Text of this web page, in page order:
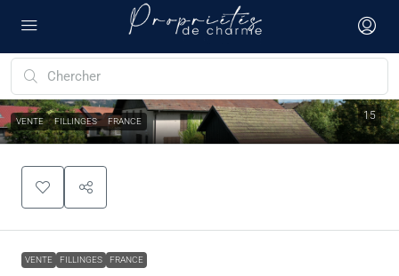
15
VENTE FILLINGES FRANCE
VENTE FILLINGES FRANCE